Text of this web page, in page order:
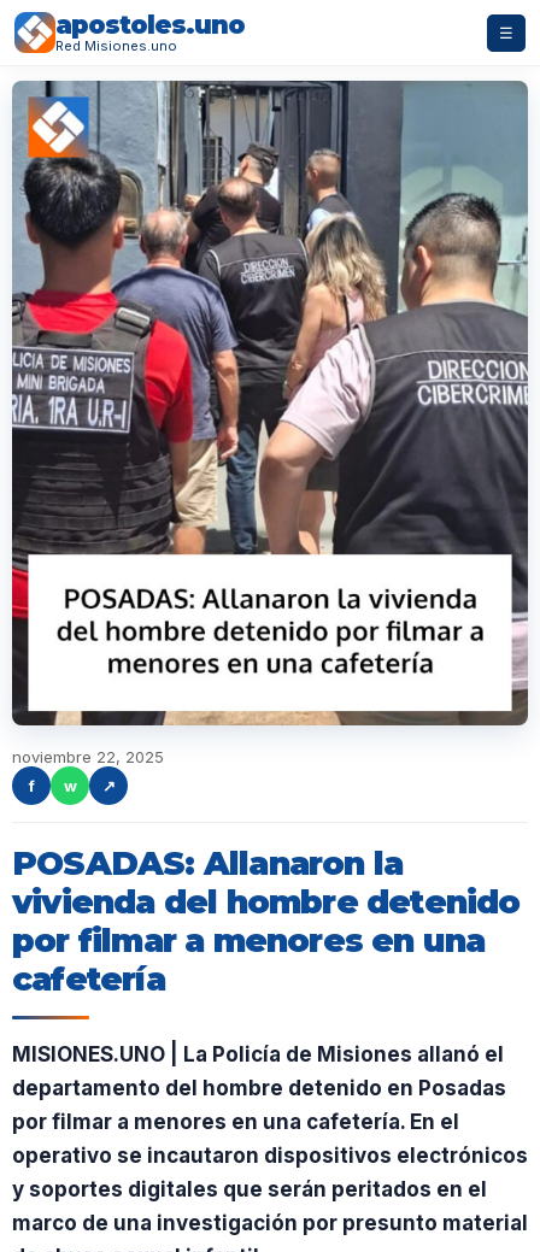
apostoles.uno
Red Misiones.uno
☰
noviembre 22, 2025
f
w ↗
POSADAS: Allanaron la
vivienda del hombre detenido
por filmar a menores en una
cafetería
MISIONES.UNO | La Policía de Misiones allanó el
departamento del hombre detenido en Posadas
por filmar a menores en una cafetería. En el
operativo se incautaron dispositivos electrónicos
y soportes digitales que serán peritados en el
marco de una investigación por presunto material